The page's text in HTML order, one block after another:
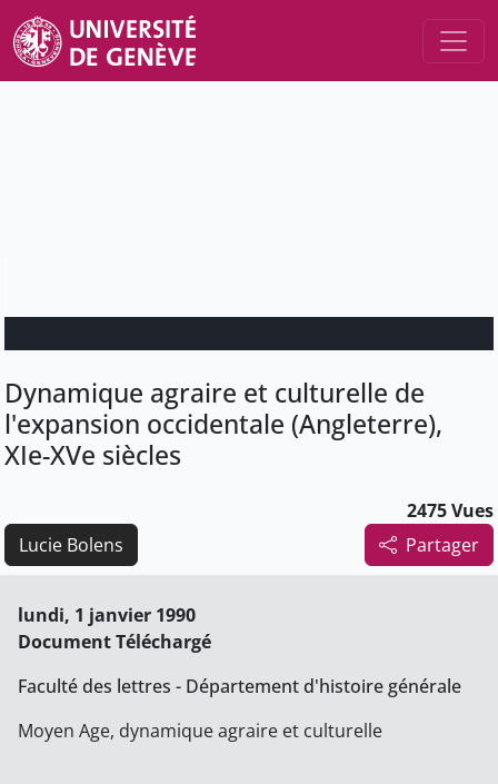
Dynamique agraire et culturelle de
l'expansion occidentale (Angleterre),
XIe-XVe siècles
2475 Vues
Partager
Lucie Bolens
lundi, 1 janvier 1990
Document Téléchargé
Faculté des lettres - Département d'histoire générale
Moyen Age, dynamique agraire et culturelle